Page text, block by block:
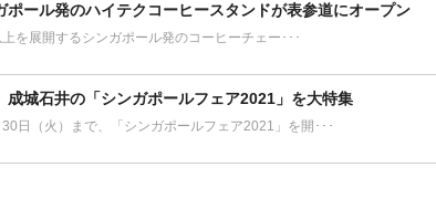
ール発のハイテクコーヒースタンドが表参道にオープン
を展開するシンガポール発のコーヒーチェー･･･
城石井の「シンガポールフェア2021」を大特集
日（火）まで、「シンガポールフェア2021」を開･･･